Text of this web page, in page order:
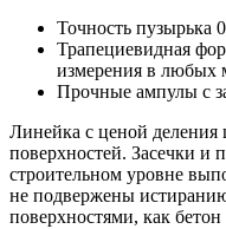
Точность пузырька
Трапециевидная
измерения в любых
Прочные ампулы с
Линейка с ценой
поверхностей. Засечки и
строительном уровне
не подвержены
поверхностями, как